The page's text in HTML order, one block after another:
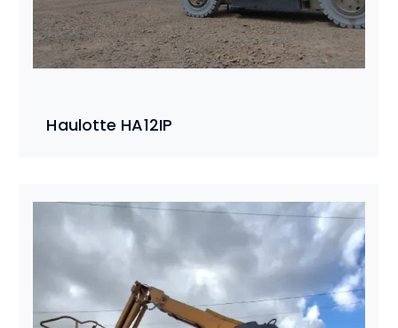
Haulotte HA12IP